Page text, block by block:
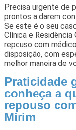
Precisa urgente de
prontos a darem
Se este é o seu
Clínica e Residência
repouso com
disposição, com
melhor maneira de
Praticidade
conheça a
repouso
Mirim